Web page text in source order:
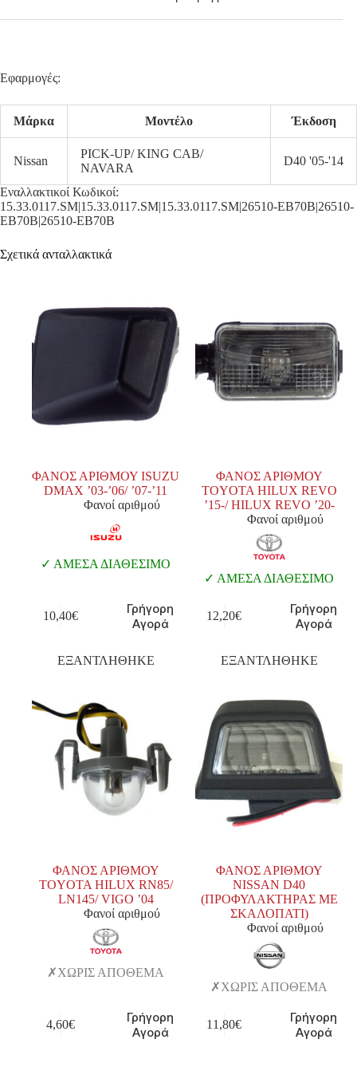
Εφαρμογές:
Μάρκα Μοντέλο Έκδοση
Nissan
PICK-UP/ KING CAB/
NAVARA
D40 '05-'14
Εναλλακτικοί Κωδικοί:
15.33.0117.SM|15.33.0117.SM|15.33.0117.SM|26510-EB70B|26510-
EB70B|26510-EB70B
Σχετικά ανταλλακτικά
ΦΑΝΟΣ ΑΡΙΘΜΟΥ ISUZU
DMAX ’03-’06/ ’07-’11
Φανοί αριθμού
ΑΜΕΣΑ ΔΙΑΘΕΣΙΜΟ
10,40€
Γρήγορη
Αγορά
ΦΑΝΟΣ ΑΡΙΘΜΟΥ
TOYOTA HILUX REVO
’15-/ HILUX REVO ’20-
Φανοί αριθμού
ΑΜΕΣΑ ΔΙΑΘΕΣΙΜΟ
12,20€
Γρήγορη
Αγορά
ΕΞΑΝΤΛΗΘΗΚΕ
ΦΑΝΟΣ ΑΡΙΘΜΟΥ
TOYOTA HILUX RN85/
LN145/ VIGO ’04
Φανοί αριθμού
ΧΩΡΙΣ ΑΠΟΘΕΜΑ
4,60€
Γρήγορη
Αγορά
ΕΞΑΝΤΛΗΘΗΚΕ
ΦΑΝΟΣ ΑΡΙΘΜΟΥ
NISSAN D40
(ΠΡΟΦΥΛΑΚΤΗΡΑΣ ΜΕ
ΣΚΑΛΟΠΑΤΙ)
Φανοί αριθμού
ΧΩΡΙΣ ΑΠΟΘΕΜΑ
11,80€
Γρήγορη
Αγορά